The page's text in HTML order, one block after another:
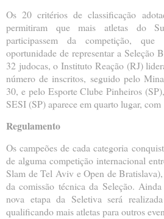
Os 20 critérios de classificação
permitiram que mais atletas do
participassem da competição,
oportunidade de representar a Seleção
32 judocas, o Instituto Reação (RJ)
número de inscritos, seguido pelo
30, e pelo Esporte Clube Pinheiros
SESI (SP) aparece em quarto lugar,
Regulamento
Os campeões de cada categoria
de alguma competição internacional
Slam de Tel Aviv e Open de
da comissão técnica da Seleção.
nova etapa da Seletiva será
qualificando mais atletas para outros